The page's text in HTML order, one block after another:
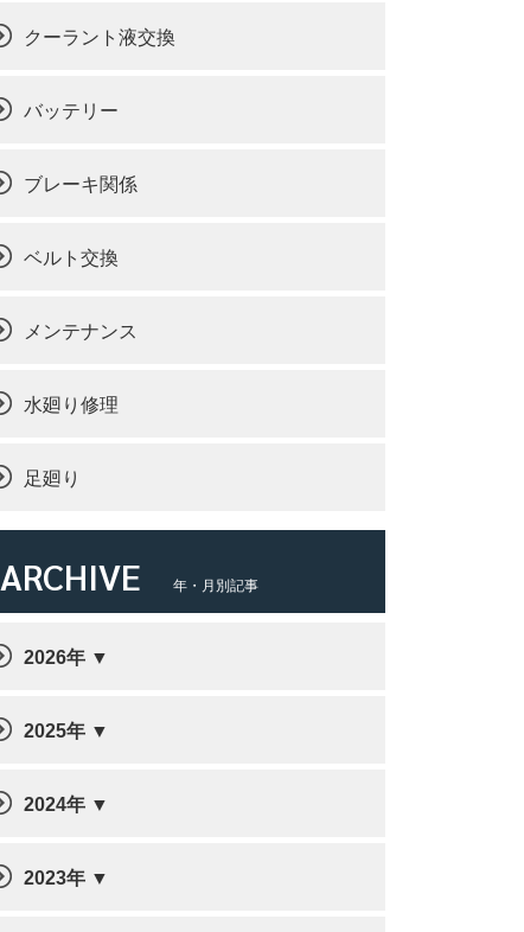
クーラント液交換
バッテリー
ブレーキ関係
ベルト交換
メンテナンス
水廻り修理
足廻り
ARCHIVE 年・月別記事
2026年
2025年
2024年
2023年